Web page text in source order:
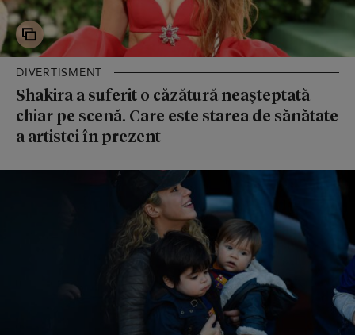
DIVERTISMENT
Shakira a suferit o căzătură neașteptată
chiar pe scenă. Care este starea de sănătate
a artistei în prezent